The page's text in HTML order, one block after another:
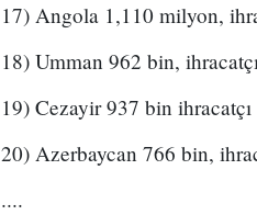
17) Angola 1,110 milyon,
18) Umman 962 bin,
19) Cezayir 937 bin ihracatçı
20) Azerbaycan 766 bin,
....